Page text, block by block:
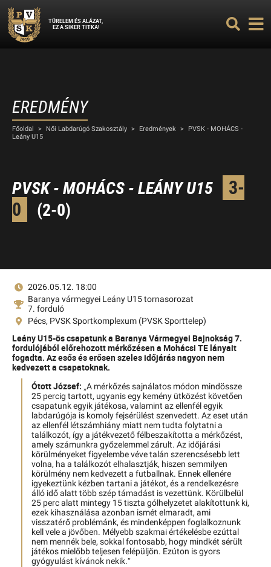
TÜRELEM ÉS ALÁZAT,
EZ A SIKER TITKA!
EREDMÉNY
Főoldal > Női Labdarúgó Szakosztály > Eredmények >
PVSK - MOHÁCS -
Leány U15
PVSK - MOHÁCS - LEÁNY U15
3-
0
(2-0)
2026.05.12. 18:00
Baranya vármegyei Leány U15 tornasorozat
7. forduló
Pécs, PVSK Sportkomplexum (PVSK Sporttelep)
Leány U15-ös csapatunk a Baranya Vármegyei Bajnokság 7.
fordulójából előrehozott mérkőzésen a Mohácsi TE lányait
fogadta. Az esős és erősen szeles időjárás nagyon nem
kedvezett a csapatoknak.
Ótott József: „A mérkőzés sajnálatos módon mindössze
25 percig tartott, ugyanis egy kemény ütközést követően
csapatunk egyik játékosa, valamint az ellenfél egyik
labdarúgója is komoly fejsérülést szenvedett. Az eset után
az ellenfél létszámhiány miatt nem tudta folytatni a
találkozót, így a játékvezető félbeszakította a mérkőzést,
amely számunkra győzelemmel zárult. Az időjárási
körülményeket figyelembe véve talán szerencsésebb lett
volna, ha a találkozót elhalasztják, hiszen semmilyen
körülmény nem kedvezett a futballnak. Ennek ellenére
igyekeztünk kézben tartani a játékot, és a rendelkezésre
álló idő alatt több szép támadást is vezettünk. Körülbelül
25 perc alatt mintegy 15 tiszta gólhelyzetet alakítottunk ki,
ezek kihasználása azonban ismét elmaradt, ami
visszatérő problémánk, és mindenképpen foglalkoznunk
kell vele a jövőben. Mélyebb szakmai értékelésbe ezúttal
nem mennék bele, sokkal fontosabb, hogy mindkét sérült
játékos mielőbb teljesen felépüljön. Ezúton is gyors
gyógyulást kívánok nekik.”